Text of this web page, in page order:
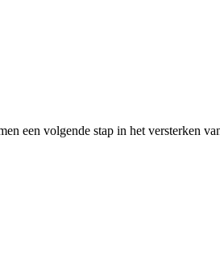
een volgende stap in het versterken